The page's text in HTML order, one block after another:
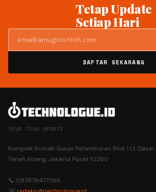
Tetap Update
Setiap Hari
DAFTAR SEKARANG
YOUR TECH UPDATE
Komplek Rumah Susun Petamburan Blok 1 Lt. Dasar,
Tanah Abang, Jakarta Pusat 10260
📞 087878477366